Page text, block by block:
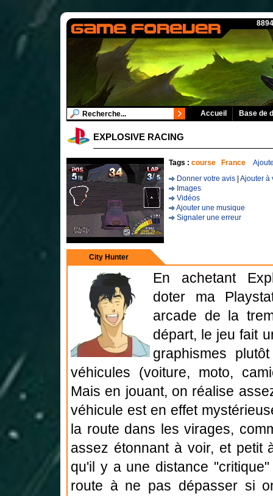
Accueil Base de
EXPLOSIVE RACING
Tags : course France
Donner votre avis Ajouter à
Images
Vidéos
Ajouter une musique
Signaler une erreur
City Hunter
En achetant
doter ma
arcade de la
départ, le jeu fait
graphismes
véhicules (voiture, moto,
Mais en jouant, on réalise
véhicule est en effet
la route dans les virages,
assez étonnant à voir, et petit
qu'il y a une distance
route à ne pas dépasser si